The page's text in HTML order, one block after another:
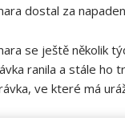
dostal za
se ještě několik
ranila a stále ho
ve které má